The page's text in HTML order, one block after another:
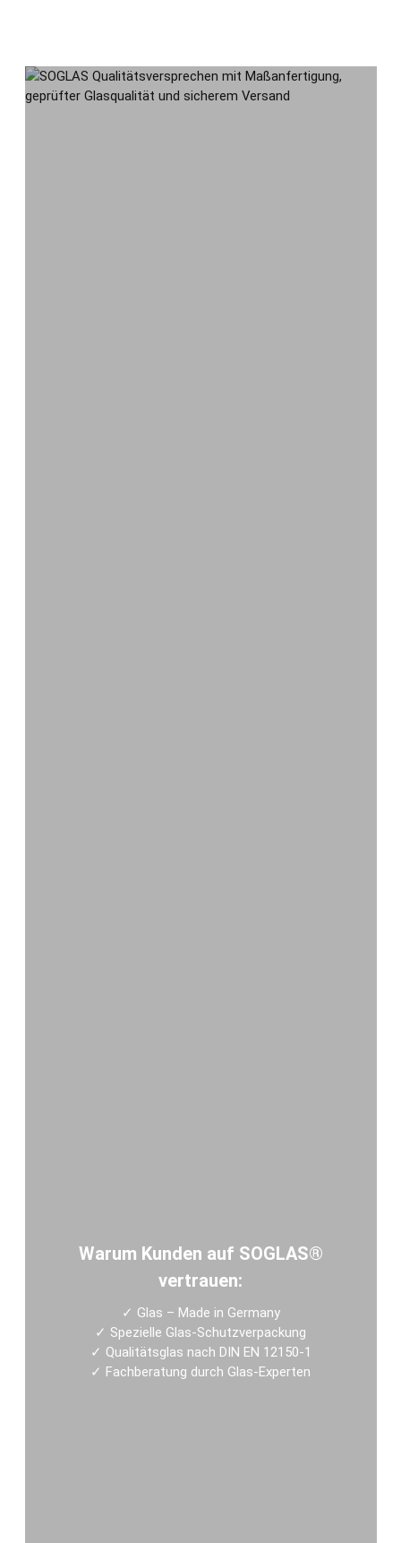
Warum Kunden auf SOGLAS®
vertrauen:
✓ Glas – Made in Germany
✓ Spezielle Glas-Schutzverpackung
✓ Qualitätsglas nach DIN EN 12150-1
✓ Fachberatung durch Glas-Experten